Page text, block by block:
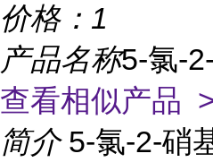
价格： 1
产品名称5-氯-
查看相似产品
简介 5-氯-2-硝